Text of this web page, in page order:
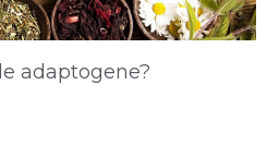
adaptogene?